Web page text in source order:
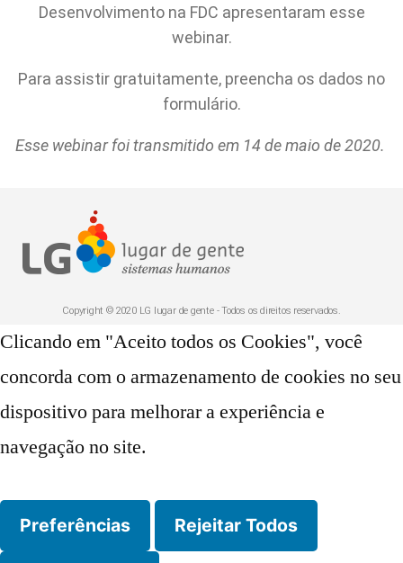
Desenvolvimento na FDC apresentaram esse
webinar.
Para assistir gratuitamente, preencha os dados no
formulário.
Esse webinar foi transmitido em 14 de maio de 2020.
Copyright © 2020 LG lugar de gente - Todos os direitos reservados.
Clicando em "Aceito todos os Cookies", você
concorda com o armazenamento de cookies no seu
dispositivo para melhorar a experiência e
navegação no site.
Preferências Rejeitar Todos